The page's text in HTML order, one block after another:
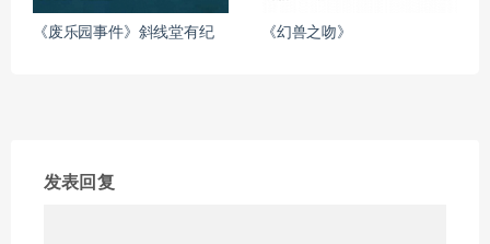
《废乐园事件》斜线堂有纪 《幻兽之吻》
发表回复